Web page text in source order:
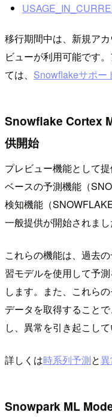
移行期間中は、新規ア
ビューが利用可能です
ては、 Snowflakeサポー
Snowflake Cortex
供開始
プレビュー機能として
ベースの予測機能（
検知機能（
一般提供が開始されまし
これらの機能は、過去
習モデルを使用して予
します。また、これら
データを取得すること
し、異常を引き起こし
詳しくは時系列予測と
Snowpark ML